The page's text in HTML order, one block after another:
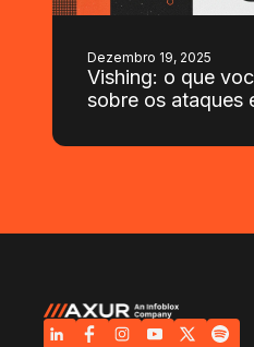
Dezembro 19, 2025
Vishing: o que
sobre os ataques